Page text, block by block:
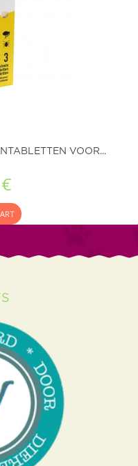
VOOR...